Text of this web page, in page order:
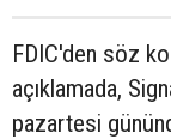
FDIC'den söz
açıklamada,
pazartesi